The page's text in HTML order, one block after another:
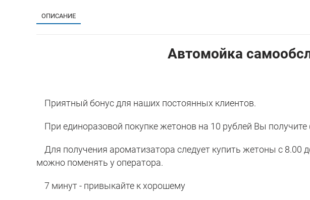
ОПИСАНИЕ
Автомойка
Приятный бонус для наших постоянных клиентов.
При единоразовой покупке жетонов на 10 рублей Вы
Для получения ароматизатора следует купить жетоны с 8.00
можно поменять у оператора.
7 минут - привыкайте к хорошему